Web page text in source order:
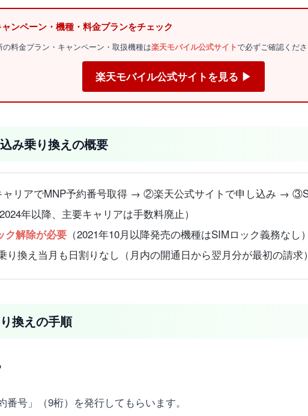
ンペーン・機種・料金プランをチェック
料金プラン・キャンペーン・取扱機種は楽天モバイル公式サイトで必ずご確認くだ
楽天モバイル公式サイトを見る ▶
み乗り換えの概要
リアでMNP予約番号取得 → ②楽天公式サイトで申し込み →
年以降、主要キャリアは手数料廃止）
ク解除が必要 （2021年10月以降発売の機種はSIMロック義務なし
り換え当月も日割りなし（月内の開通日から翌月分が最初の請求
換えの手順
号」（9桁）を発行してもらいます。